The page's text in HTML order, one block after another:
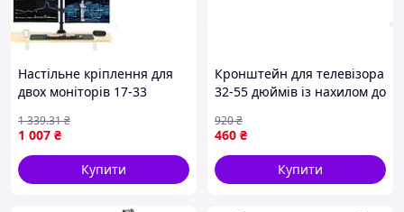
Настільне кріплення для
двох моніторів 17-33
1 007 ₴
1 339.31₴
Купити
Кронштейн для телевізора
32-55 дюймів із нахилом до
встановлення ТМ Gerlax
460 ₴
920₴
Купити